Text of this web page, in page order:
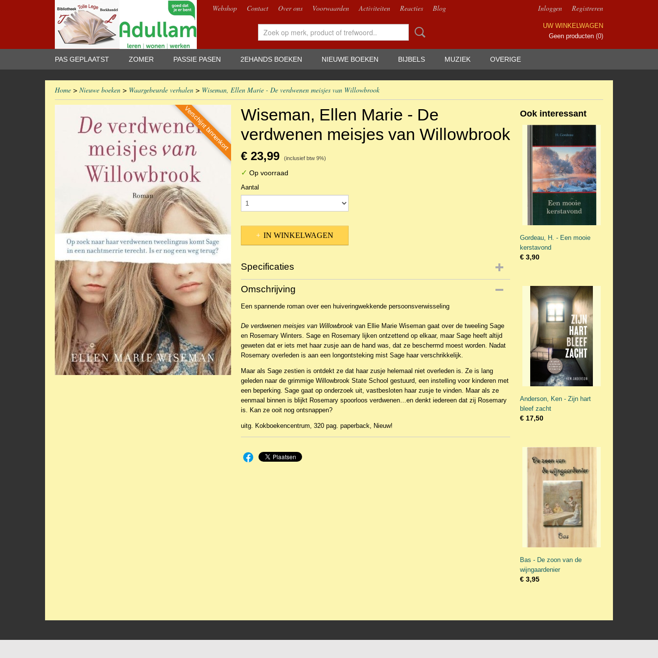
Webshop Contact Over ons Voorwaarden Activiteiten Reacties Blog Inloggen Registreren
UW WINKELWAGEN
Geen producten (0)
PAS GEPLAATST ZOMER PASSIE PASEN 2EHANDS BOEKEN NIEUWE BOEKEN BIJBELS MUZIEK OVERIGE
Home > Nieuwe boeken > Waargebeurde verhalen > Wiseman, Ellen Marie - De verdwenen meisjes van Willowbrook
Verschijnt binnenkort Wiseman, Ellen Marie - De
verdwenen meisjes van Willowbrook
€ 23,99 (inclusief btw 9%)
✓ Op voorraad
Aantal
IN WINKELWAGEN
Specificaties
Productcode
EAN code
Omschrijving
Een spannende roman over een huiveringwekkende persoonsverwisseling
De verdwenen meisjes van Willowbrook van Ellie Marie Wiseman gaat over de tweeling Sage
en Rosemary Winters. Sage en Rosemary lijken ontzettend op elkaar, maar Sage heeft altijd
geweten dat er iets met haar zusje aan de hand was, dat ze beschermd moest worden. Nadat
Rosemary overleden is aan een longontsteking mist Sage haar verschrikkelijk.
Maar als Sage zestien is ontdekt ze dat haar zusje helemaal niet overleden is. Ze is lang
geleden naar de grimmige Willowbrook State School gestuurd, een instelling voor kinderen met
een beperking. Sage gaat op onderzoek uit, vastbesloten haar zusje te vinden. Maar als ze
eenmaal binnen is blijkt Rosemary spoorloos verdwenen…en denkt iedereen dat zij Rosemary
is. Kan ze ooit nog ontsnappen?
uitg. Kokboekencentrum, 320 pag. paperback, Nieuw!
Ook interessant
Gordeau, H. - Een mooie
kerstavond
€ 3,90
Anderson, Ken - Zijn hart
bleef zacht
€ 17,50
Bas - De zoon van de
wijngaardenier
€ 3,95